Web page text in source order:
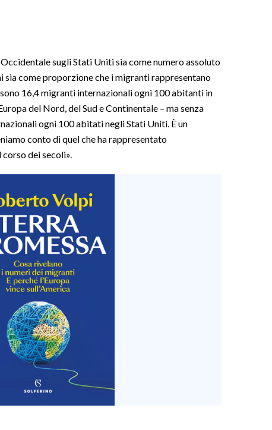
Occidentale sugli Stati Uniti sia come numero assoluto
sia come proporzione che i migranti rappresentano
16,4 migranti internazionali ogni 100 abitanti in
del Nord, del Sud e Continentale – ma senza
ogni 100 abitati negli Stati Uniti. È un
conto di quel che ha rappresentato
dei secoli».